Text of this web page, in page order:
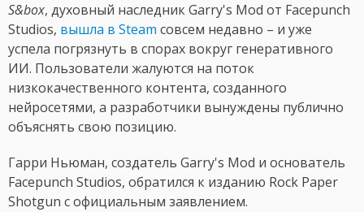
S&box, духовный наследник Garry's Mod от Facepunch
Studios, вышла в Steam совсем недавно – и уже
успела погрязнуть в спорах вокруг генеративного
ИИ. Пользователи жалуются на поток
низкокачественного контента, созданного
нейросетями, а разработчики вынуждены публично
объяснять свою позицию.
Гарри Ньюман, создатель Garry's Mod и основатель
Facepunch Studios, обратился к изданию Rock Paper
Shotgun с официальным заявлением.